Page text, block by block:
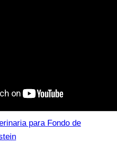
para Fondo de